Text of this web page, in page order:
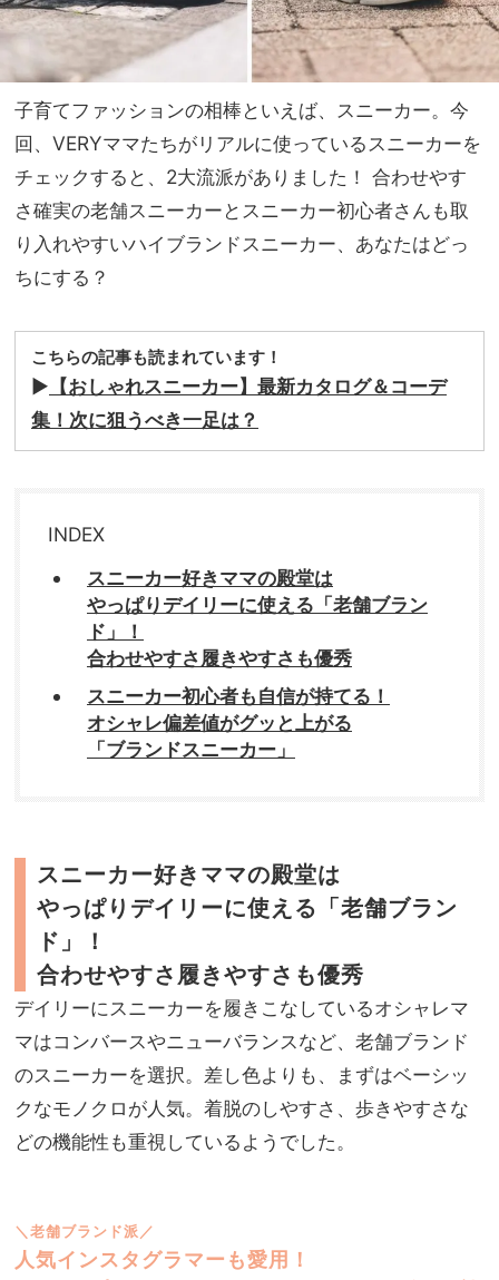
ャ
レ”
のバ
ラン
ス
子育てファッションの相棒といえば、スニーカー。今
回、VERYママたちがリアルに使っているスニーカーを
チェックすると、2大流派がありました！ 合わせやす
さ確実の老舗スニーカーとスニーカー初心者さんも取
り入れやすいハイブランドスニーカー、あなたはどっ
ちにする？
こちらの記事も読まれています！
▶ 【おしゃれスニーカー】最新カタログ＆コーデ
集！次に狙うべき一足は？
INDEX
スニーカー好きママの殿堂は
やっぱりデイリーに使える「老舗ブラン
ド」！
合わせやすさ履きやすさも優秀
スニーカー初心者も自信が持てる！
オシャレ偏差値がグッと上がる
「ブランドスニーカー」
スニーカー好きママの殿堂は
やっぱりデイリーに使える「老舗ブラン
ド」！
合わせやすさ履きやすさも優秀
デイリーにスニーカーを履きこなしているオシャレマ
マはコンバースやニューバランスなど、老舗ブランド
のスニーカーを選択。差し色よりも、まずはベーシッ
クなモノクロが人気。着脱のしやすさ、歩きやすさな
どの機能性も重視しているようでした。
＼老舗ブランド派／
人気インスタグラマーも愛用！